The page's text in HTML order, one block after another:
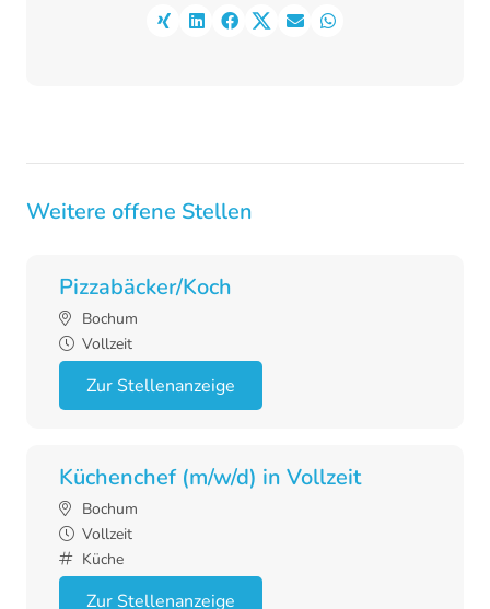
Weitere offene Stellen
Pizzabäcker/Koch
Bochum
Vollzeit
Zur Stellenanzeige
Küchenchef (m/w/d) in Vollzeit
Bochum
Vollzeit
Küche
Zur Stellenanzeige